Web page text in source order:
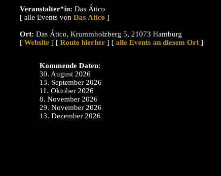
Veranstalter*in: Das Ático
[ alle Events von
]
Ort: Das Ático, Krummholzberg 5, 21073 Hamburg
[ Website ] [ Route hierher ] [ alle Events an diesem Ort ]
Kommende Daten:
30. August 2026
13. September 2026
11. Oktober 2026
8. November 2026
29. November 2026
13. Dezember 2026